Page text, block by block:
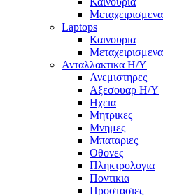
Μεταχειρισμενα
Laptops
Καινουρια
Μεταχειρισμενα
Ανταλλακτικα H/Y
Ανεμιστηρες
Αξεσουαρ Η/Υ
Ηχεια
Μητρικες
Μνημες
Μπαταριες
Οθονες
Πληκτρολογια
Ποντικια
Προστασιες